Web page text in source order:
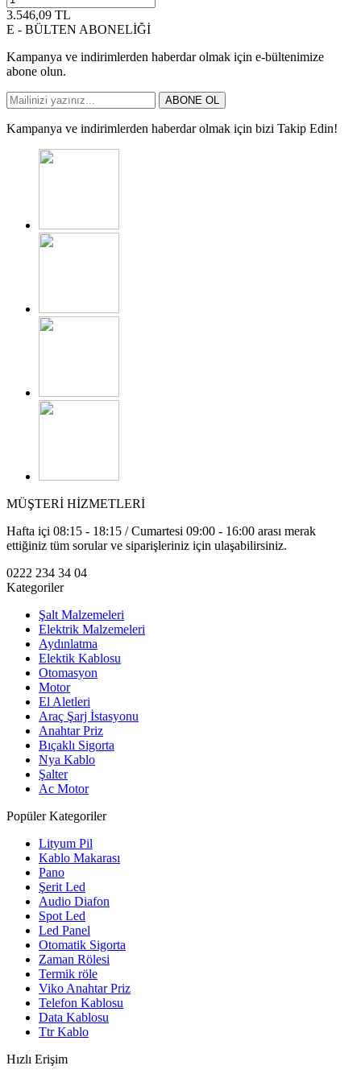
3.546,09 TL
E - BÜLTEN ABONELİĞİ
Kampanya ve indirimlerden haberdar olmak için e-bültenimize
abone olun.
ABONE OL
Kampanya ve indirimlerden haberdar olmak için bizi Takip Edin!
MÜŞTERİ HİZMETLERİ
Hafta içi 08:15 - 18:15 / Cumartesi 09:00 - 16:00 arası merak
ettiğiniz tüm sorular ve siparişleriniz için ulaşabilirsiniz.
0222 234 34 04
Kategoriler
Şalt Malzemeleri
Elektrik Malzemeleri
Aydınlatma
Elektik Kablosu
Otomasyon
Motor
El Aletleri
Araç Şarj İstasyonu
Anahtar Priz
Bıçaklı Sigorta
Nya Kablo
Şalter
Ac Motor
Popüler Kategoriler
Lityum Pil
Kablo Makarası
Pano
Şerit Led
Audio Diafon
Spot Led
Led Panel
Otomatik Sigorta
Zaman Rölesi
Termik röle
Viko Anahtar Priz
Telefon Kablosu
Data Kablosu
Ttr Kablo
Hızlı Erişim